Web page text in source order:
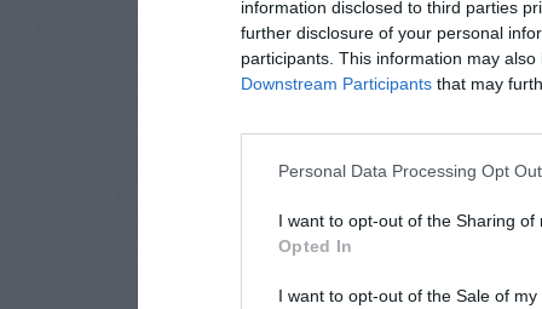
information disclosed to third parties
further disclosure of your personal
participants. This information may
Downstream Participants that may
Personal Data Processing Opt
I want to opt-out of the Sharing of
Opted In
I want to opt-out of the Sale of